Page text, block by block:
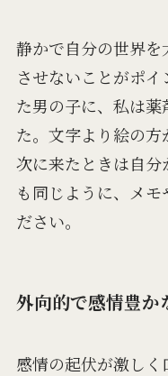
静かで自分の世界
させないことがポ
た男の子に、私は
た。文字より絵の方
次に来たときは自
も同じように、メ
ださい。
外向的で感情豊か
感情の起伏が激し